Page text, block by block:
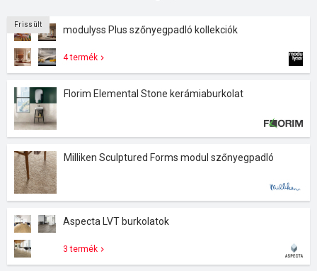
Frissült modulyss Plus szőnyegpadló kollekciók
4 termék
Florim Elemental Stone kerámiaburkolat
Milliken Sculptured Forms modul szőnyegpadló
Aspecta LVT burkolatok
3 termék